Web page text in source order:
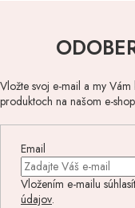
Vložte svoj e-mail a my
produktoch na našom e-
Email
Vložením e-mailu
údajov.